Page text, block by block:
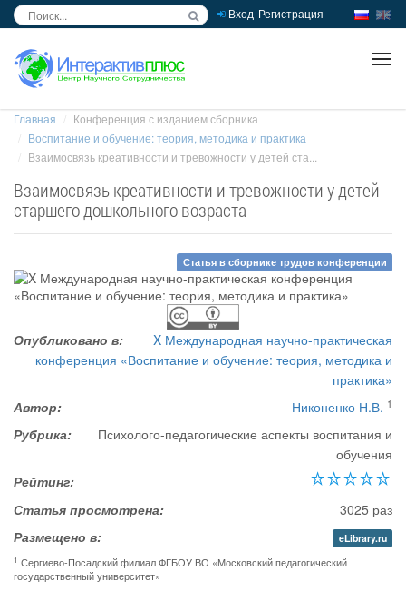
Вход Регистрация
Главная
Конференция с изданием сборника
Воспитание и обучение: теория, методика и практика
Взаимосвязь креативности и тревожности у детей ста...
Взаимосвязь креативности и тревожности у детей
старшего дошкольного возраста
Статья в сборнике трудов конференции
Опубликовано в:
X Международная научно-практическая
конференция «Воспитание и обучение: теория, методика и
практика»
Автор:
Никоненко Н.В. 1
Рубрика:
Психолого-педагогические аспекты воспитания и
обучения
Рейтинг:
Статья просмотрена:
3025 раз
Размещено в:
eLibrary.ru
1 Сергиево-Посадский филиал ФГБОУ ВО «Московский педагогический
государственный университет»